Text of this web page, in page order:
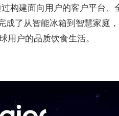
构建面向用户的客户平台
成了从智能冰箱到智慧家庭
用户的品质饮食生活。